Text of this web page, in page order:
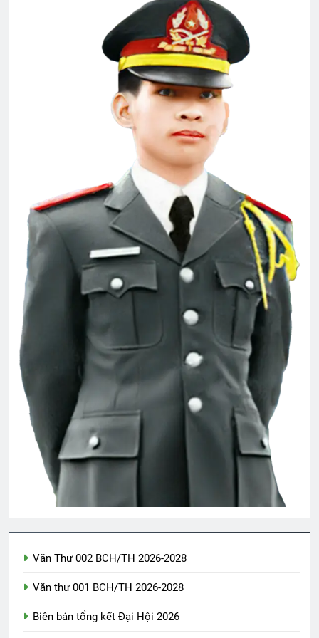
Ra đi là hết rồi
3 Years Ago
Vietnam War
2 Years Ago
Ý NGHĨ ĐÊM TRĂNG (Lý Bạch)
3 Years Ago
Thư Kêu Gọi Yểm Trợ Đa Hiệu 128
2 Years Ago
Tình Anh Lính Chiến
2 Years Ago
Album 1
3 Years Ago
MỘT NGÀY MÙA XUÂN (Rabindranath
Tagore)
3 Years Ago
Ủy viên Xã Hội chúc Giáng Sinh & năm
mới
3 Years Ago
2 Years Ago
Văn Thư 002 BCH/TH 2026-2028
Văn thư 001 BCH/TH 2026-2028
Biên bản tổng kết Đại Hội 2026